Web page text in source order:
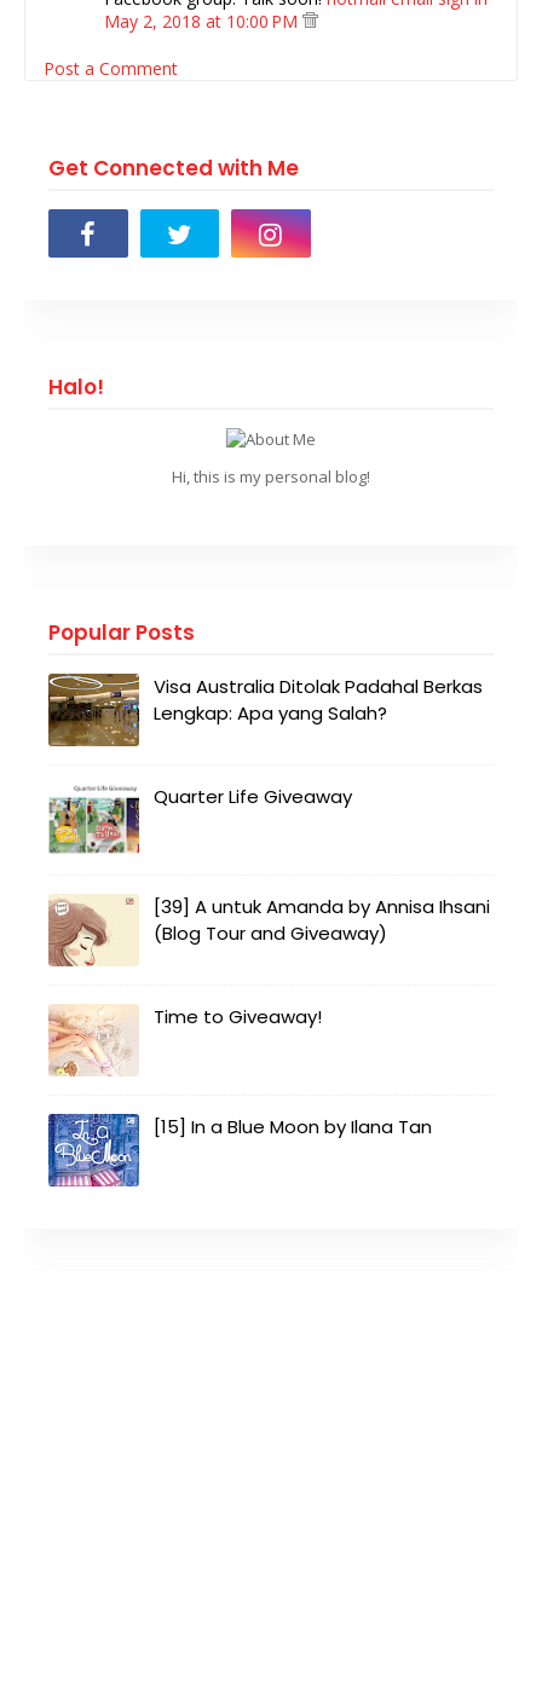
May 2, 2018 at 10:00 PM
Post a Comment
Get Connected with Me
Halo!
Hi, this is my personal blog!
Popular Posts
Visa Australia Ditolak Padahal Berkas
Lengkap: Apa yang Salah?
Quarter Life Giveaway
[39] A untuk Amanda by Annisa Ihsani
(Blog Tour and Giveaway)
Time to Giveaway!
[15] In a Blue Moon by Ilana Tan